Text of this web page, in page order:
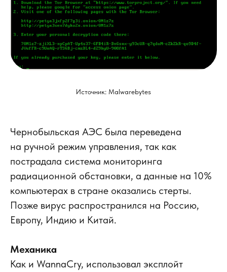
Источник: Malwarebytes
Чернобыльская АЭС была переведена
на ручной режим управления, так как
пострадала система мониторинга
радиационной обстановки, а данные на 10%
компьютерах в стране оказались стерты.
Позже вирус распространился на Россию,
Европу, Индию и Китай.
Механика
Как и WannaCry, использовал эксплойт